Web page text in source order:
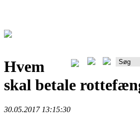
Hvem
skal betale
30.05.2017 13:15:30